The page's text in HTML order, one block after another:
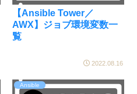
【Ansible Tower／
AWX】ジョブ環境変数一
覧
2022.08.16
Ansible